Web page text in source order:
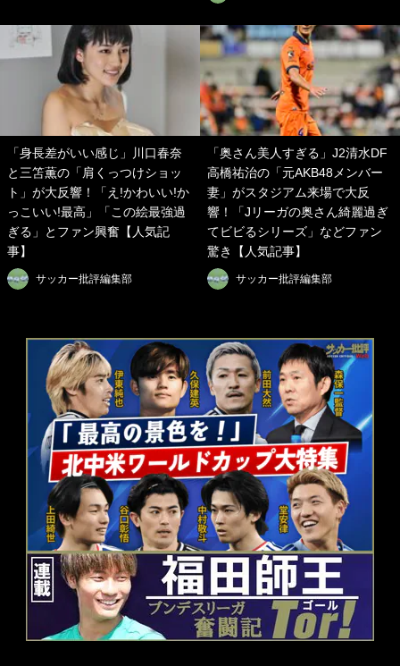
「身長差がいい感じ」川口春奈
と三笘薫の「肩くっつけショッ
ト」が大反響！「え!かわいい!か
っこいい!最高」「この絵最強過
ぎる」とファン興奮【人気記
事】
サッカー批評編集部
「奥さん美人すぎる」J2清水DF
高橋祐治の「元AKB48メンバー
妻」がスタジアム来場で大反
響！「Jリーガの奥さん綺麗過ぎ
てビビるシリーズ」などファン
驚き【人気記事】
サッカー批評編集部